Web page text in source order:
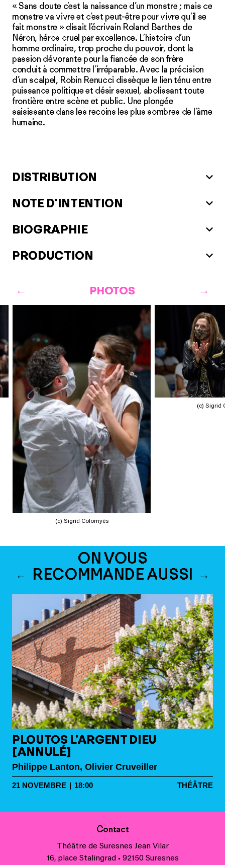
« Sans doute c’est la naissance d’un monstre ; mais ce
monstre va vivre et c’est peut-être pour vivre qu’il se
fait monstre » disait l’écrivain Roland Barthes de
Néron, héros cruel par excellence. L’histoire d’un
homme ordinaire, trop proche du pouvoir, dont la
passion dévorante pour la fiancée de son frère
conduit à commettre l’irréparable. Avec la précision
d’un scalpel, Robin Renucci dissèque le lien ténu entre
puissance politique et désir sexuel, abolissant toute
frontière entre scène et public. Une plongée
saisissante dans les recoins les plus sombres de l’âme
humaine.
DISTRIBUTION
NOTE D'INTENTION
BIOGRAPHIE
PRODUCTION
PHOTOS
(c) Sigrid Colomyès
(c) Sigrid
ON VOUS
RECOMMANDE AUSSI
PLOUTOS L'ARGENT DIEU
[ANNULÉ]
Philippe Lanton, Olivier Cruveiller
21 NOVEMBRE | 18:00 THÉÂTRE
Contact
Théâtre de Suresnes Jean Vilar
16, place Stalingrad • 92150 Suresnes